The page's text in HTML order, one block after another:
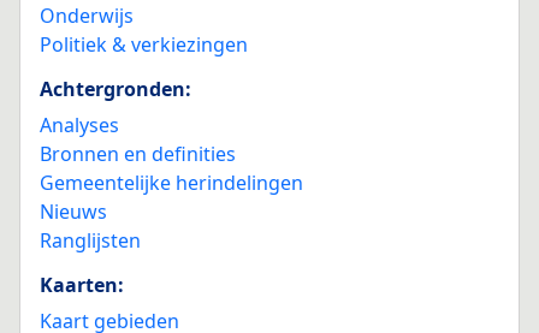
Onderwijs
Politiek & verkiezingen
Achtergronden:
Analyses
Bronnen en definities
Gemeentelijke herindelingen
Nieuws
Ranglijsten
Kaarten:
Kaart gebieden